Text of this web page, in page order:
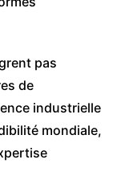
pas
de
industrielle
mondiale,